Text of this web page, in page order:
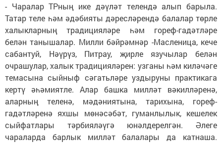
- Чаралар ТРның ике дәүләт телендә алып барыла.
Татар теле һәм әдәбияты дәресләрендә балалар төрле
халыкларның традицияләре һәм гореф-гадәтләре
белән танышалар. Милли бәйрәмнәр -Масленица, кече
сабантуй, Нәүрүз, Питрау, җирле язучылар белән
очрашулар, халык традицияләрен: узганы һәм киләчәге
темасына сыйныф сәгатьләре уздыруны практикага
кертү әһәмиятле. Алар башка милләт вәкилләренә,
аларның теленә, мәдәниятына, тарихына, гореф-
гадәтләренә яхшы мөнәсәбәт, гуманлылык, кешелек
сыйфатлары тәрбияләүгә юнәлдерелгән. Әлеге
чараларда барлык милләт балалары да катнаша.